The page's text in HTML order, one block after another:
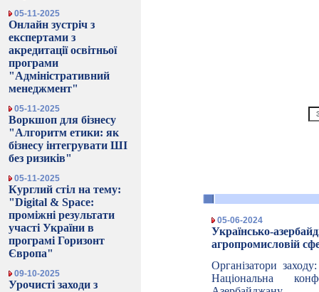
05-11-2025
Онлайн зустріч з
експертами з
акредитації освітньої
програми
"Адміністративний
менеджмент"
05-11-2025
Воркшоп для бізнесу
"Алгоритм етики: як
бізнесу інтегрувати ШІ
без ризиків"
05-11-2025
Курглий стіл на тему:
"Digital & Space:
проміжні результати
участі України в
програмі Горизонт
Європа"
09-10-2025
Урочисті заходи з
05-06-2024
Українсько-
агропромисловій
Організатори
Національна